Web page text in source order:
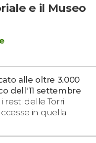
e il Museo
alle oltre 3.000
dell'11 settembre
resti delle Torri
in quella